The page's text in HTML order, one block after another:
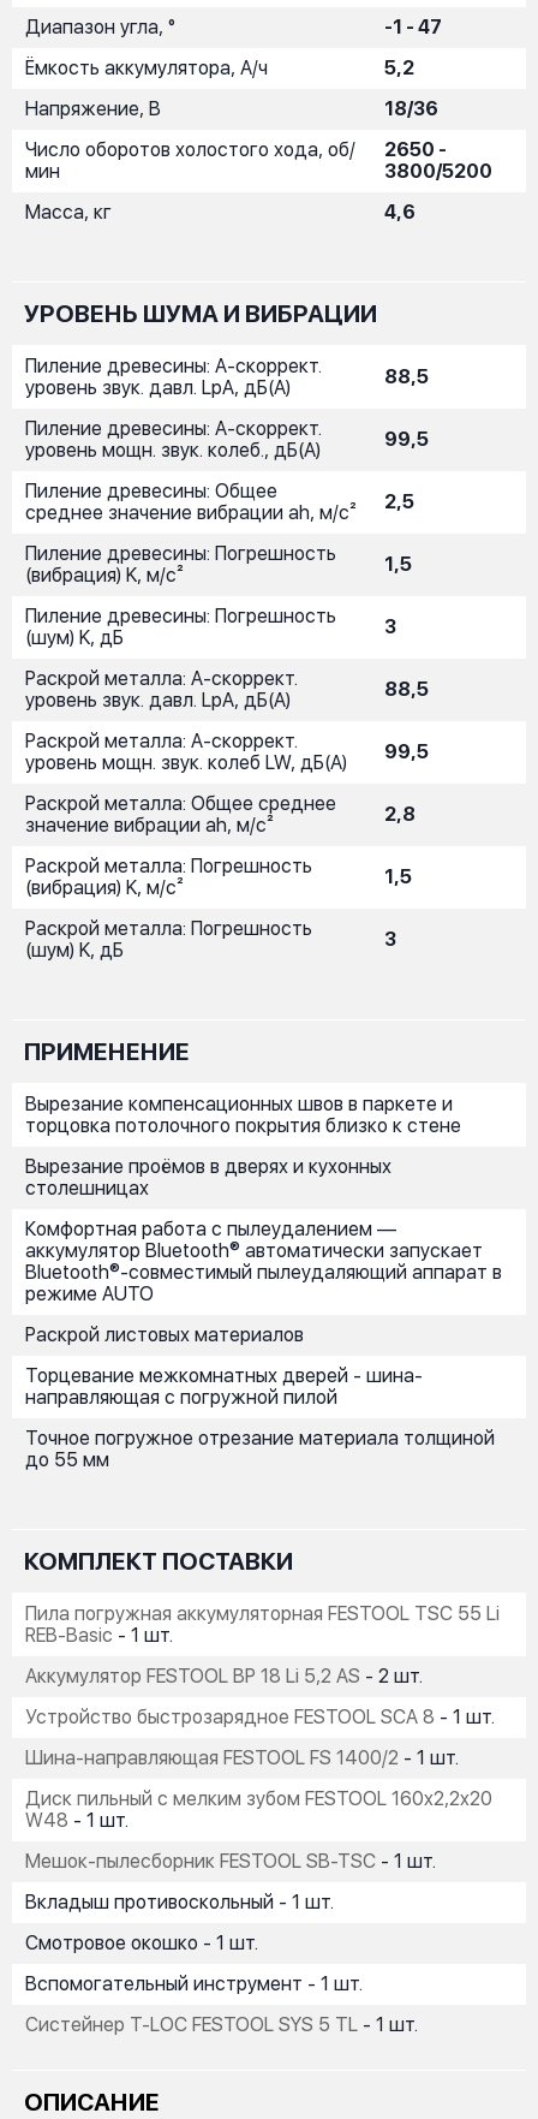
Диапазон угла, °
-1 - 47
Ёмкость аккумулятора, А/ч
5,2
Напряжение, В
18/36
Число оборотов холостого хода, об/
мин
2650 -
3800/5200
Масса, кг
4,6
УРОВЕНЬ ШУМА И ВИБРАЦИИ
Пиление древесины: A-скоррект.
уровень звук. давл. LpA, дБ(А)
88,5
Пиление древесины: A-скоррект.
уровень мощн. звук. колеб., дБ(А)
99,5
Пиление древесины: Общее
среднее значение вибрации ah, м/с²
2,5
Пиление древесины: Погрешность
(вибрация) K, м/с²
1,5
Пиление древесины: Погрешность
(шум) K, дБ
3
Раскрой металла: A-скоррект.
уровень звук. давл. LpA, дБ(A)
88,5
Раскрой металла: A-скоррект.
уровень мощн. звук. колеб LW, дБ(А)
99,5
Раскрой металла: Общее среднее
значение вибрации ah, м/с²
2,8
Раскрой металла: Погрешность
(вибрация) K, м/с²
1,5
Раскрой металла: Погрешность
(шум) K, дБ
3
ПРИМЕНЕНИЕ
Вырезание компенсационных швов в паркете и
торцовка потолочного покрытия близко к стене
Вырезание проёмов в дверях и кухонных
столешницах
Комфортная работа с пылеудалением —
аккумулятор Bluetooth® автоматически запускает
Bluetooth®-совместимый пылеудаляющий аппарат в
режиме AUTO
Раскрой листовых материалов
Торцевание межкомнатных дверей - шина-
направляющая с погружной пилой
Точное погружное отрезание материала толщиной
до 55 мм
КОМПЛЕКТ ПОСТАВКИ
Пила погружная аккумуляторная FESTOOL TSC 55 Li
REB-Basic - 1 шт.
Аккумулятор FESTOOL BP 18 Li 5,2 AS - 2 шт.
Устройство быстрозарядное FESTOOL SCA 8 - 1 шт.
Шина-направляющая FESTOOL FS 1400/2 - 1 шт.
Диск пильный с мелким зубом FESTOOL 160x2,2x20
W48 - 1 шт.
Мешок-пылесборник FESTOOL SB-TSC - 1 шт.
Вкладыш противоскольный - 1 шт.
Смотровое окошко - 1 шт.
Вспомогательный инструмент - 1 шт.
Систейнер T-LOC FESTOOL SYS 5 TL - 1 шт.
ОПИСАНИЕ